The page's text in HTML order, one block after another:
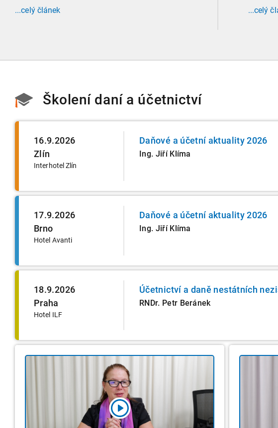
Zaměříme se detailně na to, kde leží hranice
povinnosti přiznání podat, jaké jsou nejčastější
...celý článek ...celý
Školení daní a účetnictví
16.9.2026
Zlín
Interhotel Zlín
Daňové a účetní aktuality 2026
Ing. Jiří Klíma
17.9.2026
Brno
Hotel Avanti
Daňové a účetní aktuality 2026
Ing. Jiří Klíma
18.9.2026
Praha
Hotel ILF
Účetnictví a daně nestátních
RNDr. Petr Beránek